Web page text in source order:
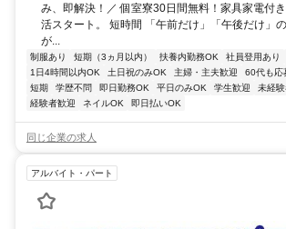
み、即解決！／ 個室寮30日間無料！家具家電付
活スタート。 短時間 「午前だけ」「午後だけ」
が...
制服あり 短期（3ヵ月以内） 扶養内勤務OK 社員登用あり
1日4時間以内OK
土日祝のみOK 主婦・主夫歓迎 60代も応
短期
学歴不問 即日勤務OK 平日のみOK 学生歓迎 未経
経験者歓迎
ネイルOK 即日払いOK
同じ企業の求人
アルバイト・パート